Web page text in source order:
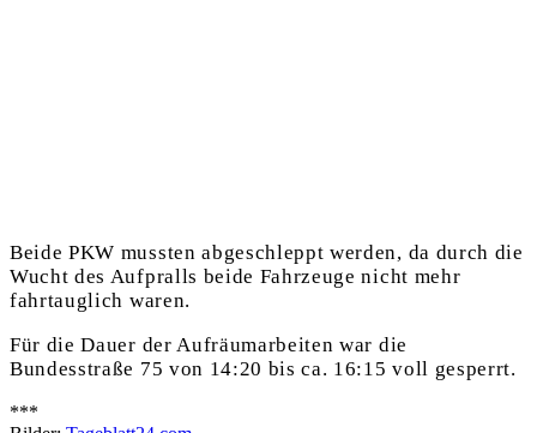
Beide PKW mussten abgeschleppt werden, da durch die
Wucht des Aufpralls beide Fahrzeuge nicht mehr
fahrtauglich waren.
Für die Dauer der Aufräumarbeiten war die
Bundesstraße 75 von 14:20 bis ca. 16:15 voll gesperrt.
***